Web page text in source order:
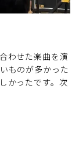
わせた楽曲を演
ものが多かった
かったです。次